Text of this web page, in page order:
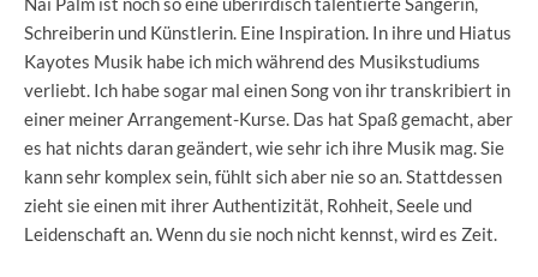
Schreiberin und Künstlerin. Eine Inspiration. In ihre und Hiatus
Kayotes Musik habe ich mich während des Musikstudiums
verliebt. Ich habe sogar mal einen Song von ihr transkribiert in
einer meiner Arrangement-Kurse. Das hat Spaß gemacht, aber
es hat nichts daran geändert, wie sehr ich ihre Musik mag. Sie
kann sehr komplex sein, fühlt sich aber nie so an. Stattdessen
zieht sie einen mit ihrer Authentizität, Rohheit, Seele und
Leidenschaft an. Wenn du sie noch nicht kennst, wird es Zeit.